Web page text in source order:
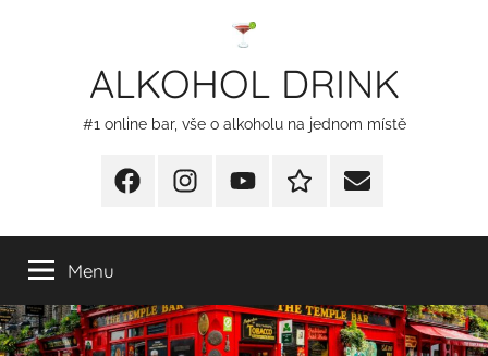
ALKOHOL DRINK
#1 online bar, vše o alkoholu na jednom místě
FacebookInstagram
YT
Redakční
E-
Menu